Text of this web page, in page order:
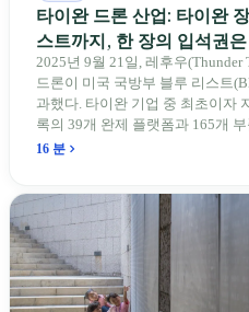
타이완 드론 산업: 타이완
스트까지, 한 장의 입석권
에게
2025년 9월 21일, 레후우
드론이 미국 국방부 블루 리스트
과했다. 타이완 기업 중 최초이자
록의 39개 완제 플랫폼과 165개
과하다. 2026년 4월, 미국 양당 소
를 드러낸다: 타이완의 진입이 너
장벽을 낮춰야 한다는 점이다. 타
비행기를 만들어 온 한 회사가 오
계획을 세우고 있다.
16 분